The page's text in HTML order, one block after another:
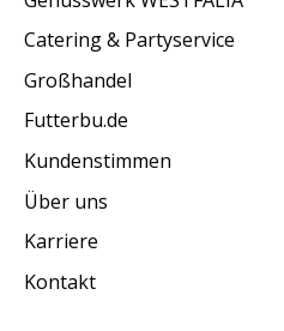
Catering & Partyservice
Großhandel
Futterbu.de
Kundenstimmen
Über uns
Karriere
Kontakt